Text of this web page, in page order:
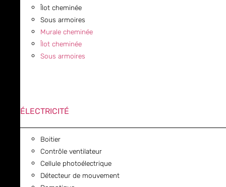
Îlot cheminée
Sous armoires
Murale cheminée
Îlot cheminée
Sous armoires
ÉLECTRICITÉ
Boitier
Contrôle ventilateur
Cellule photoélectrique
Détecteur de mouvement